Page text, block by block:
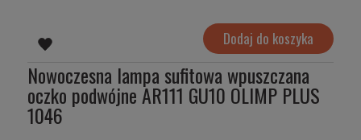
Dodaj do koszyka
Nowoczesna lampa sufitowa wpuszczana
oczko podwójne AR111 GU10 OLIMP PLUS
1046